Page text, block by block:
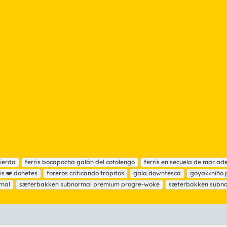
ferris bocapocha galán del cotolengo
ferris en secuela de mar
❤️ donetes foreros criticando trapitos gala downtesca
goya<<niño
sæterbakken subnormal premium progre-woke
sæterbakken